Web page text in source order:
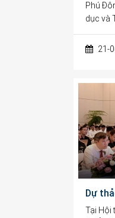
Phú
dục và
21-
Tại Hội